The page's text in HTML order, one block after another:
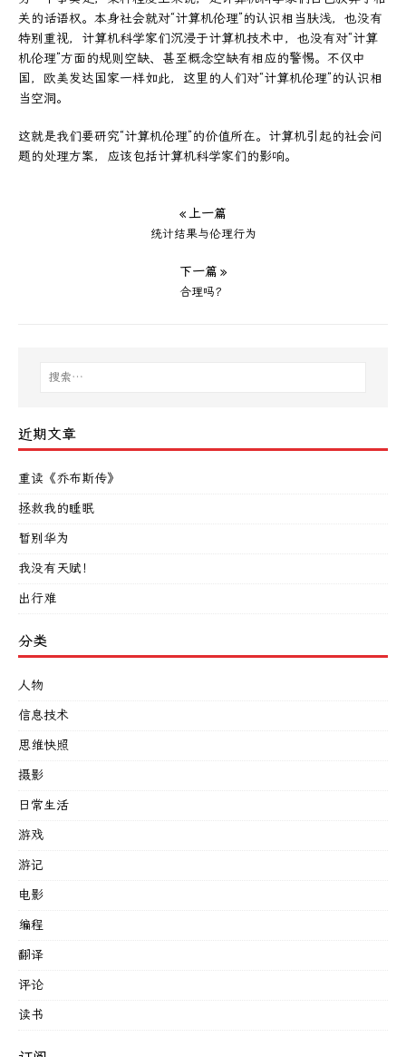
关的话语权。本身社会就对“计算机伦理”的认识相当肤浅，也没有
特别重视，计算机科学家们沉浸于计算机技术中，也没有对“计算
机伦理”方面的规则空缺、甚至概念空缺有相应的警惕。不仅中
国，欧美发达国家一样如此，这里的人们对“计算机伦理”的认识相
当空洞。
这就是我们要研究“计算机伦理”的价值所在。计算机引起的社会问
题的处理方案，应该包括计算机科学家们的影响。
« 上一篇
统计结果与伦理行为
下一篇 »
合理吗？
近期文章
重读《乔布斯传》
拯救我的睡眠
暂别华为
我没有天赋！
出行难
分类
人物
信息技术
思维快照
摄影
日常生活
游戏
游记
电影
编程
翻译
评论
读书